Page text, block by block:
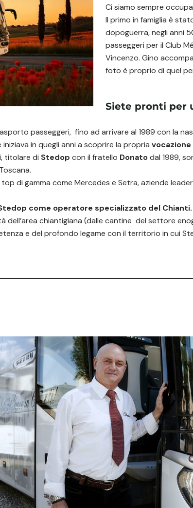
Ci siamo sempre
Il primo in famiglia è
dopoguerra, negli anni
passeggeri per il Club
Vincenzo. Gino
foto è proprio di quel
Siete pronti per
passeggeri, fino ad arrivare al 1989 con la
in quegli anni a scoprire la propria
, titolare di Stedop con il fratello Donatodal 1989,
di gamma come Mercedes e Setra, aziende
come operatore specializzato del Chianti.
chiantigiana (dalle cantine del settore
e del profondo legame con il territorio in cui